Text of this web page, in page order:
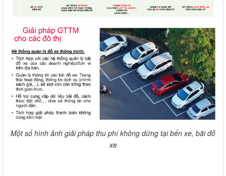
Một số hình ảnh giải pháp thu phí không dừng tại bến xe, bãi đỗ
xe